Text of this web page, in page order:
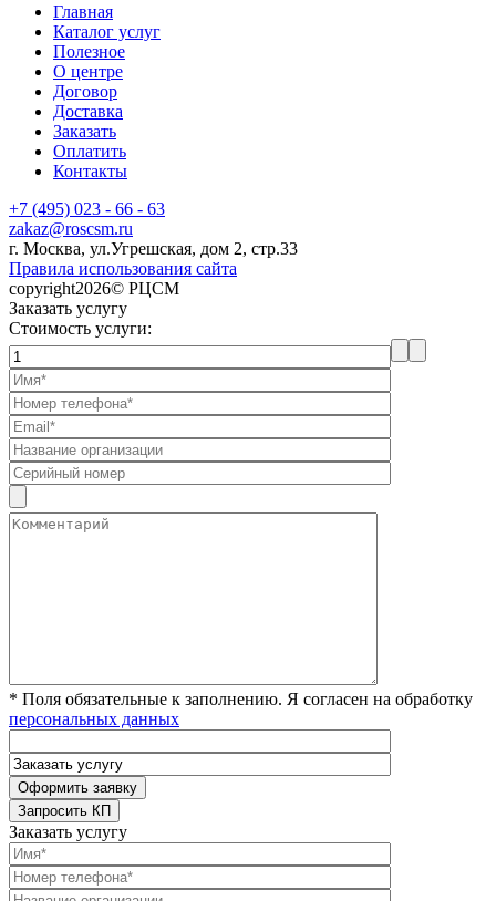
Главная
Каталог услуг
Полезное
О центре
Договор
Доставка
Заказать
Оплатить
Контакты
+7 (495) 023 - 66 - 63
zakaz@roscsm.ru
г. Москва, ул.Угрешская, дом 2, стр.33
Правила использования сайта
copyright2026© РЦСМ
Заказать услугу
Стоимость услуги:
* Поля обязательные к заполнению. Я согласен на обработку
персональных данных
Заказать услугу